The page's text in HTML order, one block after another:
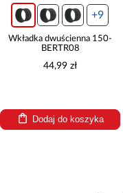
+9
Wkładka dwuścienna 150-
BERTR08
44,99 zł
Dodaj do koszyka